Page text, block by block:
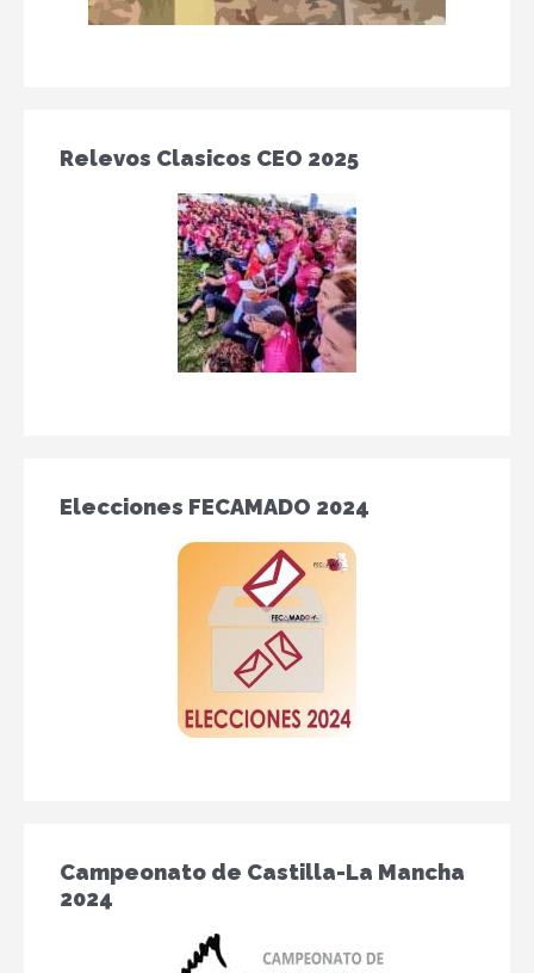
Relevos Clasicos CEO 2025
Elecciones FECAMADO 2024
Campeonato de Castilla-La Mancha
2024